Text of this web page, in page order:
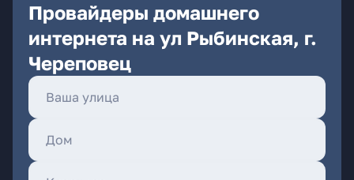
Провайдеры домашнего
интернета на ул Рыбинская, г.
Череповец